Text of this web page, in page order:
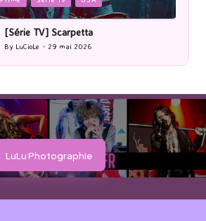
[Série TV] Scarpetta
Posted
by
By LuCioLe 29 mai 2026
LuLu Photographie